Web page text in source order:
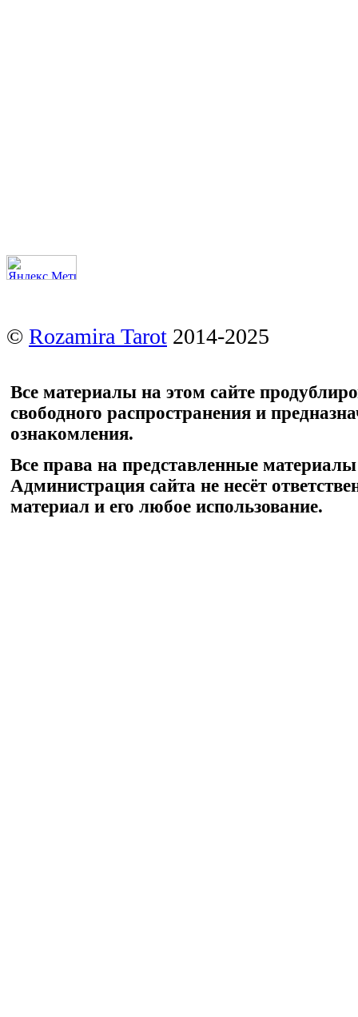
© Rozamira Tarot 2014-2025
Все материалы на этом сайте
свободного распространения и
ознакомления.
Все права на представленные
Администрация сайта не несёт
материал и его любое использование.